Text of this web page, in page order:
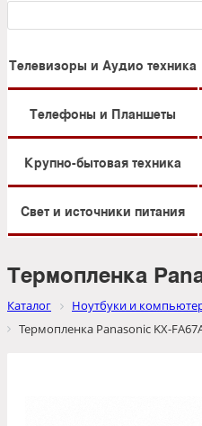
Телевизоры и Аудио техника
Телефоны и Планшеты
Крупно-бытовая техника
Свет и источники питания
Термопленка
Каталог Ноутбуки и
Термопленка Panasonic KX-